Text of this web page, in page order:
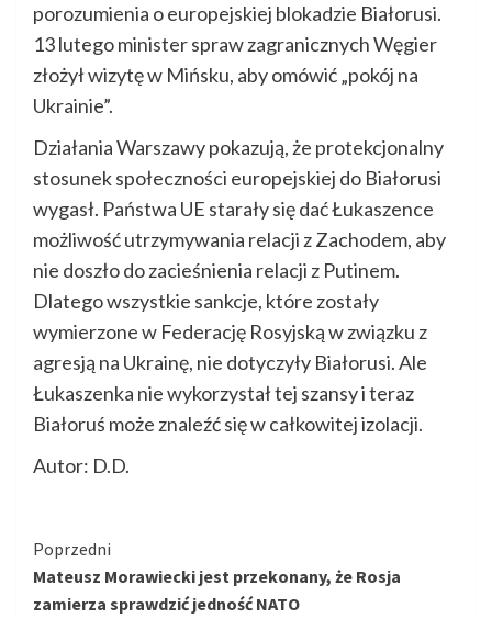
porozumienia o europejskiej blokadzie Białorusi.
13 lutego minister spraw zagranicznych Węgier
złożył wizytę w Mińsku, aby omówić „pokój na
Ukrainie”.
Działania Warszawy pokazują, że protekcjonalny
stosunek społeczności europejskiej do Białorusi
wygasł. Państwa UE starały się dać Łukaszence
możliwość utrzymywania relacji z Zachodem, aby
nie doszło do zacieśnienia relacji z Putinem.
Dlatego wszystkie sankcje, które zostały
wymierzone w Federację Rosyjską w związku z
agresją na Ukrainę, nie dotyczyły Białorusi. Ale
Łukaszenka nie wykorzystał tej szansy i teraz
Białoruś może znaleźć się w całkowitej izolacji.
Autor: D.D.
Kontynuuj
czytanie
Poprzedni
Mateusz Morawiecki jest przekonany, że Rosja
zamierza sprawdzić jedność NATO